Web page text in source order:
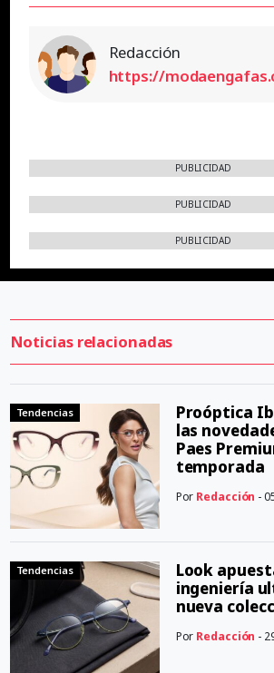
Redacción
https://
PUBLICIDAD
PUBLICIDAD
PUBLICIDAD
Noticias relacionadas
Tendencias
Proóptica
las
Paes
temporada
Por Redacción -
Tendencias
Look
ingeniería
nueva
Por Redacción -